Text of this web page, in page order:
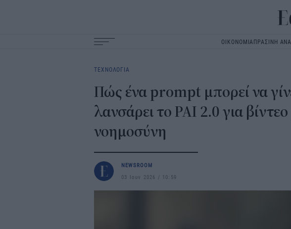
ΟΙΚΟΝΟΜΙΑΠΡΑΣΙΝΗ
navigation
ΤΕΧΝΟΛΟΓΙΑ
Πώς ένα prompt μπορεί να
λανσάρει το PAI 2.0 για
νοημοσύνη
NEWSROOM
03 Ιουν 2026
10:59